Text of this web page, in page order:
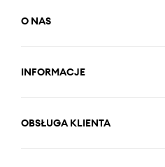
O NAS
INFORMACJE
OBSŁUGA KLIENTA